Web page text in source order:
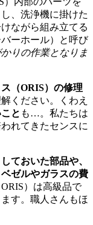
、洗浄機に掛けた
ながら組み立てる
ーホール）と呼び
りの作業となりま
（ORIS）の修理
ください。くわえ
と も…。私たちは
れてきたセンスに
ておいた部品や、
ゼルやガラスの費
）は高級品で
す。職人さんもほ